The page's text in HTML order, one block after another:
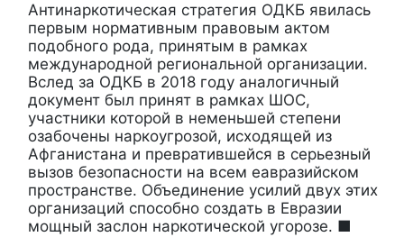
Антинаркотическая стратегия ОДКБ явилась
первым нормативным правовым актом
подобного рода, принятым в рамках
международной региональной организации.
Вслед за ОДКБ в 2018 году аналогичный
документ был принят в рамках ШОС,
участники которой в неменьшей степени
озабочены наркоугрозой, исходящей из
Афганистана и превратившейся в серьезный
вызов безопасности на всем еавразийском
пространстве. Объединение усилий двух этих
организаций способно создать в Евразии
мощный заслон наркотической угорозе. ■